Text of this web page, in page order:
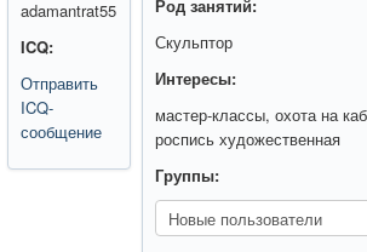
adamantrat55
ICQ:
Отправить
ICQ-
сообщение
Род занятий:
Скульптор
Интересы:
мастер-классы, охота на
роспись художественная
Группы: